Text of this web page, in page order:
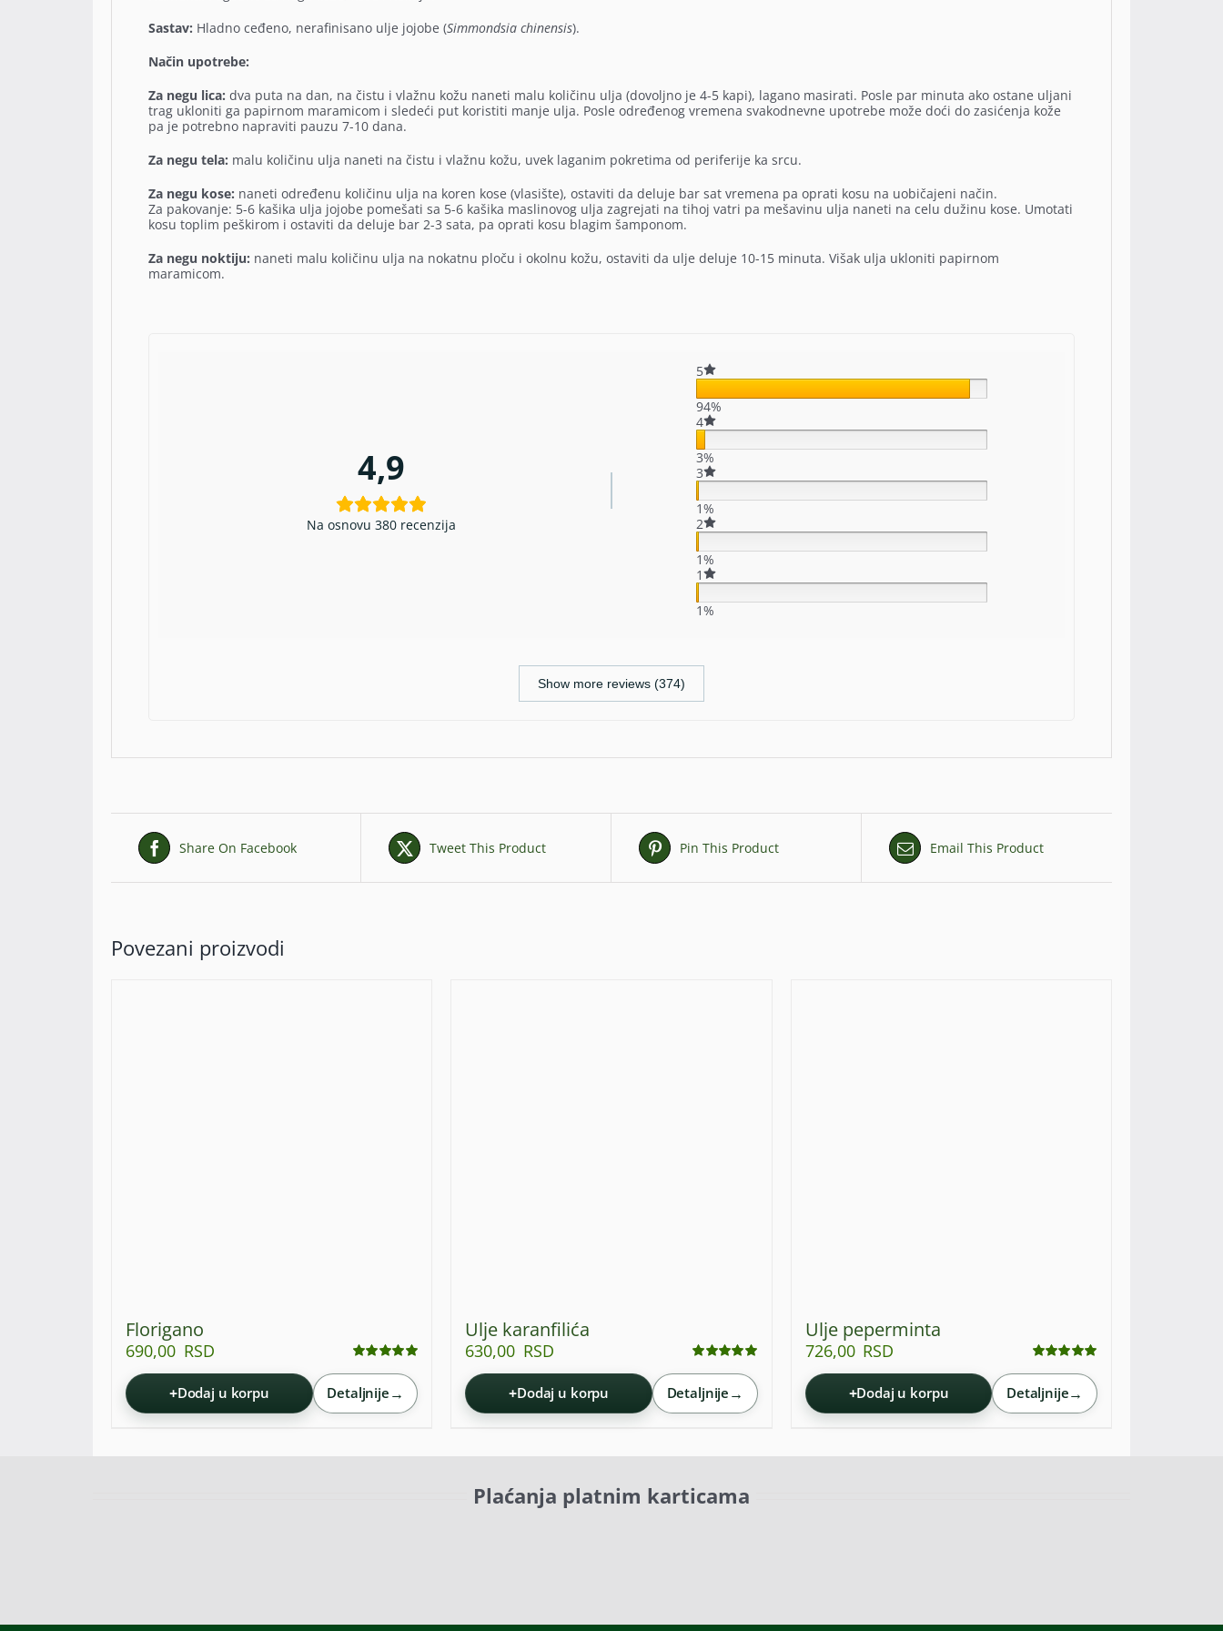
Sastav: Hladno ceđeno, nerafinisano ulje jojobe (Simmondsia chinensis).
Način upotrebe:
Za negu lica: dva puta na dan, na čistu i vlažnu kožu naneti malu količinu ulja (dovoljno je 4-5 kapi), lagano masirati. Posle par minuta ako ostane uljani
trag ukloniti ga papirnom maramicom i sledeći put koristiti manje ulja. Posle određenog vremena svakodnevne upotrebe može doći do zasićenja kože
pa je potrebno napraviti pauzu 7-10 dana.
Za negu tela: malu količinu ulja naneti na čistu i vlažnu kožu, uvek laganim pokretima od periferije ka srcu.
Za negu kose: naneti određenu količinu ulja na koren kose (vlasište), ostaviti da deluje bar sat vremena pa oprati kosu na uobičajeni način.
Za pakovanje: 5-6 kašika ulja jojobe pomešati sa 5-6 kašika maslinovog ulja zagrejati na tihoj vatri pa mešavinu ulja naneti na celu dužinu kose. Umotati
kosu toplim peškirom i ostaviti da deluje bar 2-3 sata, pa oprati kosu blagim šamponom.
Za negu noktiju: naneti malu količinu ulja na nokatnu ploču i okolnu kožu, ostaviti da ulje deluje 10-15 minuta. Višak ulja ukloniti papirnom
maramicom.
4,9
Na osnovu 380 recenzija
5
94%
4
3%
3
1%
2
1%
1
1%
Show more reviews (374)
Share On Facebook Tweet This Product Pin This Product Email This Product
Povezani proizvodi
Florigano
690,00 RSD
+Dodaj u korpu Detaljnije →
Ulje karanfilića
630,00 RSD
+Dodaj u korpu Detaljnije →
Ulje peperminta
726,00 RSD
+Dodaj u korpu Detaljnije→
Plaćanja platnim karticama